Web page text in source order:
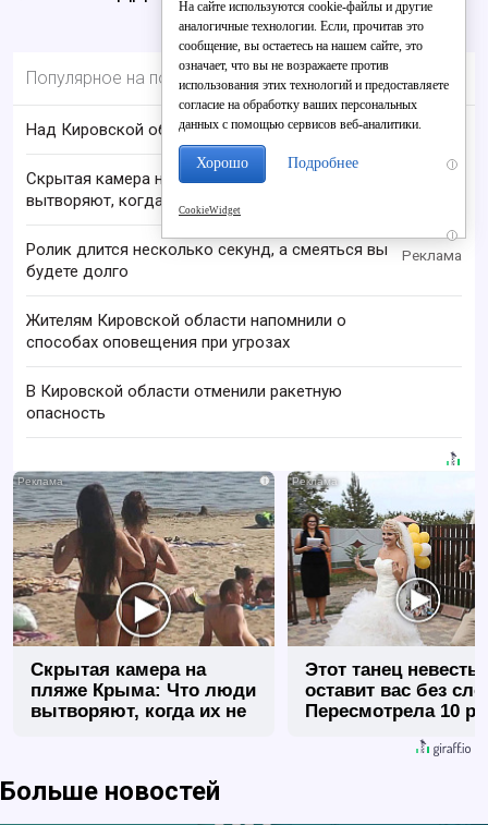
Популярное на портале
Над Кировской областью сбили БПЛА
i
Скрытая камера на пляже Крыма: Что люди
вытворяют, когда их не видят...
i
Ролик длится несколько секунд, а смеяться вы
будете долго
Жителям Кировской области напомнили о
способах оповещения при угрозах
В Кировской области отменили ракетную
опасность
i
Скрытая камера на
пляже Крыма: Что люди
вытворяют, когда их не
Этот танец невесты
оставит вас без
Пересмотрела 10
Больше новостей
На сайте используются cookie-файлы и другие
аналогичные технологии. Если, прочитав это
сообщение, вы остаетесь на нашем сайте, это
означает, что вы не возражаете против
использования этих технологий и предоставляете
согласие на обработку ваших персональных
данных с помощью сервисов веб-аналитики.
Хорошо Подробнее
CookieWidget